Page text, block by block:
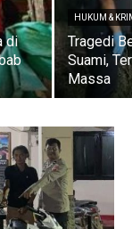
di
HUKUM &
Tragedi
Suami,
Massa